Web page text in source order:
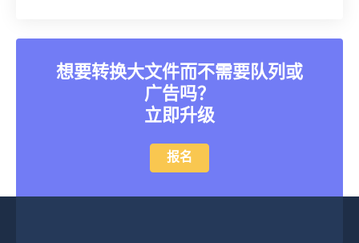
想要转换大文件而不需要队列或
广告吗？
立即升级
报名